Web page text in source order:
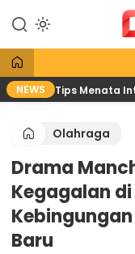
konten
NEWS Tips Menata
Olahraga
Drama
Kegagalan
Baru